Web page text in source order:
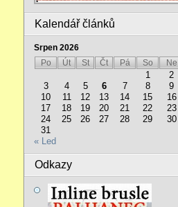
Kalendář článků
Srpen 2026
Po
Út St Čt Pá So Ne
1
2
3
4 5 6 7 8
9
10
11 12 13 14 15
16
17
18 19 20 21 22
23
24
25 26 27 28 29
30
31
« Led
Odkazy